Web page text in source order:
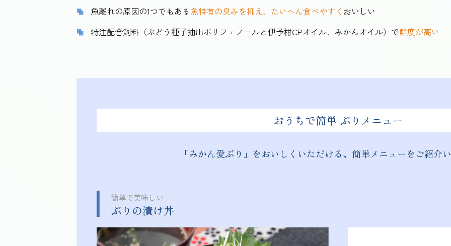
魚離れの原因の1つでもある魚特有の臭みを抑え、 たいへん食べやすく おいしい
特注配合飼料（ぶどう種子抽出ポリフェノールと伊予柑CPオイル、みかんオイル）で鮮度が高い
おうちで簡単 ぶりメニュー
「みかん愛ぶり」をおいしくいただける、 簡単メニューを ご紹介
簡単で美味しい
ぶりの漬け丼